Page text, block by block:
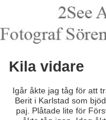
Kila vidare
Igår åkte jag tåg för att
Berit i Karlstad som
paj. Plåtade lite för